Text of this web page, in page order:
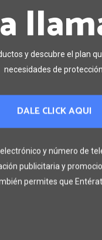
y descubre el plan
necesidades de protección.
DALE CLICK AQUI
y número de
publicitaria y
permites que